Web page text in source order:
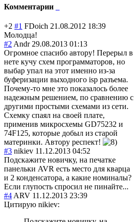
Комментарии
+2 #1 FDoich 21.08.2012 18:39
Молодца!
#2 Andr 29.08.2013 01:13
Огромное спасибо автору! Перерыл в
нете кучу схем программаторов, но
выбар упал на этот именно из-за
буферизации выходного isp разъема.
Почему-то мне это показалось более
надежным решением, по сравнению с
другими простыми схемами из сети.
Схемку спаял на своей плате,
применив микросхемы GD75232 и
74F125, которые добыл из старой
материнки. Автору респект!
#3 nikiev 11.12.2013 04:52
Подскажите новичку, на печатке
панельки AVR есть место для кварца
и 2 конденсатора, а какие номиналы?
Если глупость спросил не пинайте...
#4 ARV 11.12.2013 23:39
Цитирую nikiev: